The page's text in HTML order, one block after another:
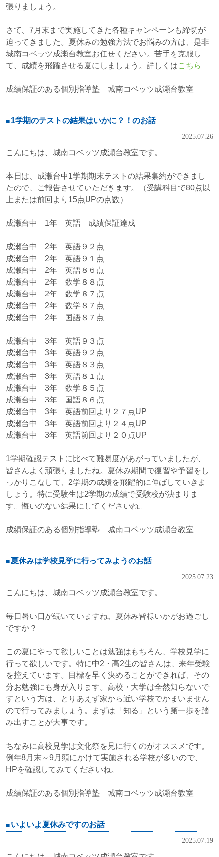
張りましょう。
さて、7月末まで実施してきた各種キャンペーンも締切が
迫ってきました。夏休みの勉強方法でお悩みの方は、是非
城南コベッツ成瀬台教室お任せください。苦手を克服し
て、成績を飛躍させる夏にしましょう。詳しくはこちら
成績保証のある個別指導塾 城南コベッツ成瀬台教室
1学期のテストの結果はいかに？！のお話
2025.07.26
こんにちは、城南コベッツ成瀬台教室です。
本日は、成瀬台中1学期期末テストの結果集約ができまし
たので、ご報告させていただきます。（受講科目で80点以
上または前回より15点UPの点数）
成瀬台中 1年 英語 成績保証達成
成瀬台中 2年 英語９２点
成瀬台中 2年 英語９１点
成瀬台中 2年 英語８６点
成瀬台中 2年 数学８８点
成瀬台中 2年 数学８７点
成瀬台中 2年 数学８７点
成瀬台中 2年 国語８７点
成瀬台中 3年 英語９３点
成瀬台中 3年 英語９２点
成瀬台中 3年 英語８３点
成瀬台中 3年 英語８１点
成瀬台中 3年 数学８５点
成瀬台中 3年 国語８６点
成瀬台中 3年 英語前回より２７点UP
成瀬台中 3年 英語前回より２４点UP
成瀬台中 3年 英語前回より２０点UP
1学期確認テストに比べて難易度があがっていましたが、
皆さんよく頑張りましたね。 夏休み期間で復習や予習をし
っかりこなして、2学期の成績を飛躍的に伸ばしていきま
しょう。特に受験生は2学期の成績で受験校が決まりま
す。悔いのない結果にしてくださいね。
成績保証のある個別指導塾 城南コベッツ成瀬台教室
夏休みは学校見学に行ってみようのお話
2025.07.23
こんにちは、城南コベッツ成瀬台教室です。
毎日暑い日が続いていますね。夏休み皆様いかがお過ごし
ですか？
この夏にやって欲しいことは勉強はもちろん、学校見学に
行って欲しいです。特に中2・高2生の皆さんは、来年受験
を控えています。目標を早く決めることができれば、その
分お勉強にも身が入ります。高校・大学は全然知らないで
すという方は、とりあえず家から近い学校でかまいません
ので行ってみましょう。まずは「知る」という第一歩を踏
み出すことが大事です。
ちなみに高校見学は文化祭を見に行くのがオススメです。
例年8月末～9月頭にかけて実施される学校が多いので、
HPを確認してみてくださいね。
成績保証のある個別指導塾 城南コベッツ成瀬台教室
いよいよ夏休みですのお話
2025.07.19